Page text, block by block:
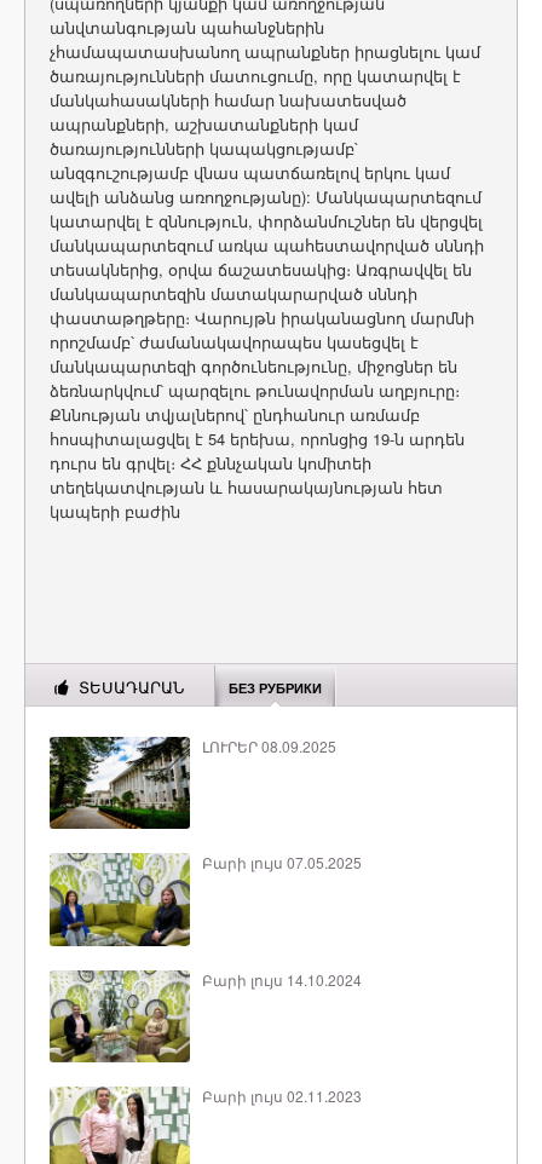
անվտանգության պահանջներին
չհամապատասխանող ապրանքներ իրացնելու կամ
ծառայությունների մատուցումը, որը կատարվել է
մանկահասակների համար նախատեսված
ապրանքների, աշխատանքների կամ
ծառայությունների կապակցությամբ`
անզգուշությամբ վնաս պատճառելով երկու կամ
ավելի անձանց առողջությանը): Մանկապարտեզում
կատարվել է զննություն, փորձանմուշներ են վերցվել
մանկապարտեզում առկա պահեստավորված սննդի
տեսակներից, օրվա ճաշատեսակից։ Առգրավվել են
մանկապարտեզին մատակարարված սննդի
փաստաթղթերը։ Վարույթն իրականացնող մարմնի
որոշմամբ՝ ժամանակավորապես կասեցվել է
մանկապարտեզի գործունեությունը, միջոցներ են
ձեռնարկվում՝ պարզելու թունավորման աղբյուրը։
Քննության տվյալներով՝ ընդհանուր առմամբ
հոսպիտալացվել է 54 երեխա, որոնցից 19-ն արդեն
դուրս են գրվել։ ՀՀ քննչական կոմիտեի
տեղեկատվության և հասարակայնության հետ
կապերի բաժին
ՏԵՍԱԴԱՐԱՆ БЕЗ РУБРИКИ
ԼՈՒՐԵՐ 08.09.2025
Բարի լույս 07.05.2025
Բարի լույս 14.10.2024
Բարի լույս 02.11.2023